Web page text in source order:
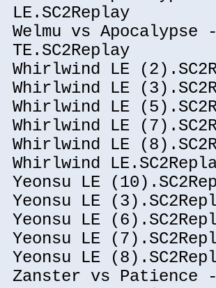
LE.SC2Replay
Welmu vs
TE.SC2Replay
Whirlwind LE
Whirlwind LE
Whirlwind LE
Whirlwind LE
Whirlwind LE
Whirlwind
Yeonsu LE
Yeonsu LE
Yeonsu LE
Yeonsu LE
Yeonsu LE
Zanster vs Patience